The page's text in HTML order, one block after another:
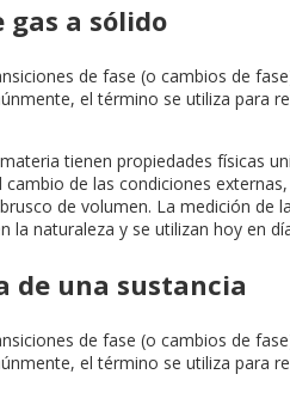
a sólido
de fase (o cambios de
el término se utiliza para
tienen propiedades físicas
de las condiciones
de volumen. La medición
naturaleza y se utilizan hoy en
de una sustancia
de fase (o cambios de
el término se utiliza para